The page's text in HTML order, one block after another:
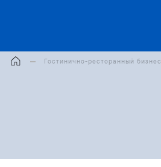
Гостинично-ресторанный бизнес